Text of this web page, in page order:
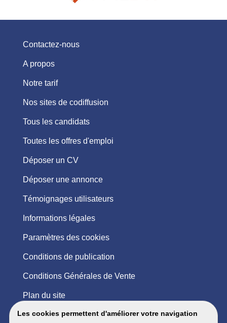
Les cookies permettent d'améliorer votre navigation
Contactez-nous
A propos
Notre tarif
Nos sites de codiffusion
Tous les candidats
Toutes les offres d'emploi
Déposer un CV
Déposer une annonce
Témoignages utilisateurs
Informations légales
Paramètres des cookies
Conditions de publication
Conditions Générales de Vente
Plan du site